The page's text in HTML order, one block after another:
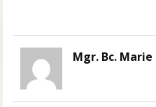
Mgr. Bc. Marie